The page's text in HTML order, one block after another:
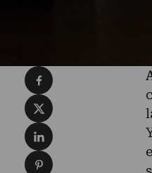
Condividi su
Condividi su X
Condividi su
Condividi su